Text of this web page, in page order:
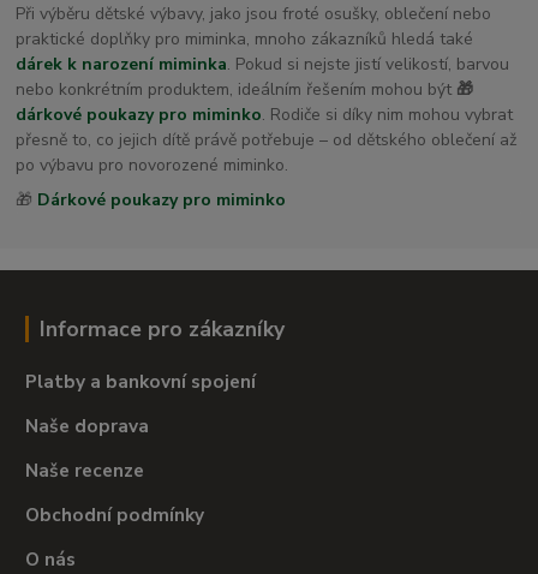
Při výběru dětské výbavy, jako jsou froté osušky, oblečení nebo
praktické doplňky pro miminka, mnoho zákazníků hledá také
dárek k narození miminka. Pokud si nejste jistí velikostí, barvou
nebo konkrétním produktem, ideálním řešením mohou být 🎁
dárkové poukazy pro miminko. Rodiče si díky nim mohou vybrat
přesně to, co jejich dítě právě potřebuje – od dětského oblečení až
po výbavu pro novorozené miminko.
🎁 Dárkové poukazy pro miminko
Informace pro zákazníky
Platby a bankovní spojení
Naše doprava
Naše recenze
Obchodní podmínky
O nás